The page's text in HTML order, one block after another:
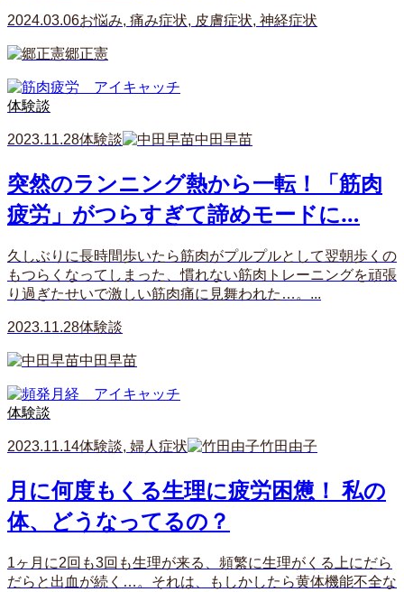
2024.03.06お悩み, 痛み症状, 皮膚症状, 神経症状
郷正憲
体験談
2023.11.28体験談 中田早苗
突然のランニング熱から一転！「筋肉
疲労」がつらすぎて諦めモードに…
久しぶりに長時間歩いたら筋肉がプルプルとして翌朝歩くの
もつらくなってしまった、慣れない筋肉トレーニングを頑張
り過ぎたせいで激しい筋肉痛に見舞われた…。...
2023.11.28体験談
中田早苗
体験談
2023.11.14体験談, 婦人症状 竹田由子
月に何度もくる生理に疲労困憊！ 私の
体、どうなってるの？
1ヶ月に2回も3回も生理が来る、頻繁に生理がくる上にだら
だらと出血が続く…。それは、もしかしたら黄体機能不全な